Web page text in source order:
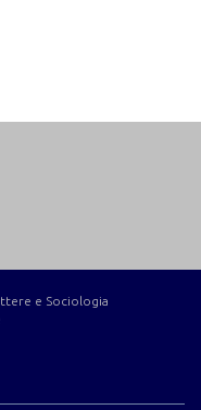
e Sociologia